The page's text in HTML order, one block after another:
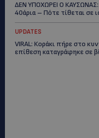
ΔΕΝ ΥΠΟΧΩΡΕΙ Ο ΚΑΥΣΩΝΑΣ:
40άρια – Πότε τίθεται σε
UPDATES
VIRAL: Κοράκι πήρε στο
επίθεση καταγράφηκε σε